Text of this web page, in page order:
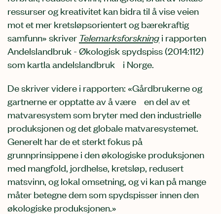
ressurser og kreativitet kan bidra til å vise veien
mot et mer kretsløpsorientert og bærekraftig
samfunn» skriver Telemarksforskning i rapporten
Andelslandbruk - Økologisk spydspiss (2014:112)
som kartla andelslandbruk i Norge.
De skriver videre i rapporten: «Gårdbrukerne og
gartnerne er opptatte av å være en del av et
matvaresystem som bryter med den industrielle
produksjonen og det globale matvaresystemet.
Generelt har de et sterkt fokus på
grunnprinsippene i den økologiske produksjonen
med mangfold, jordhelse, kretsløp, redusert
matsvinn, og lokal omsetning, og vi kan på mange
måter betegne dem som spydspisser innen den
økologiske produksjonen.»